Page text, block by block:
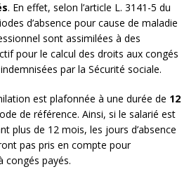
. En effet, selon l’article L. 3141-5 du
d’absence pour cause de maladie
sont assimilées à des
pour le calcul des droits aux congés
par la Sécurité sociale.
est plafonnée à une durée de 12
de référence. Ainsi, si le salarié est
plus de 12 mois, les jours d’absence
pas pris en compte pour
congés payés.